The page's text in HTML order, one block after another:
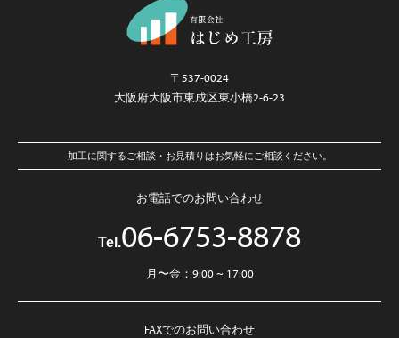
〒537-0024
大阪府大阪市東成区東小橋2-6-23
加工に関するご相談・お見積りはお気軽にご相談ください。
お電話でのお問い合わせ
Tel.06-6753-8878
月〜金：9:00 ~ 17:00
FAXでのお問い合わせ